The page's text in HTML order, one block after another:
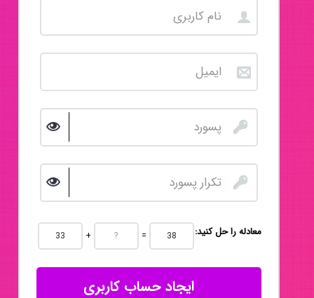
:معادله را حل کنید + =
ایجاد حساب کاربری